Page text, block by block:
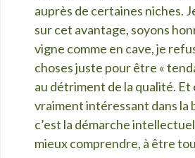
auprès de certaines niches.
sur cet avantage, soyons
vigne comme en cave, je
choses juste pour être «
au détriment de la qualité. Et
vraiment intéressant dans la
c’est la démarche
mieux comprendre, à être